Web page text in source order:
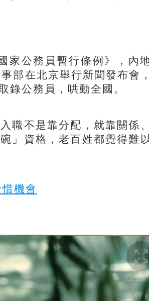
公務員暫行條例》，內
部在北京舉行新聞發布會
錄公務員，哄動全國。
不是靠分配，就靠關係
」資格，老百姓都覺得難
機會